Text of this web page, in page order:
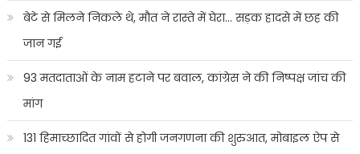
बेटे से मिलने निकले थे, मौत ने रास्ते में घेरा… सड़क हादसे में छह की
जान गई
93 मतदाताओं के नाम हटाने पर बवाल, कांग्रेस ने की निष्पक्ष जांच की
मांग
131 हिमाच्छादित गांवों से होगी जनगणना की शुरुआत, मोबाइल ऐप से